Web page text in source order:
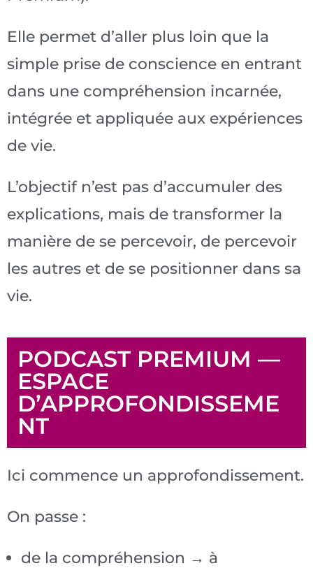
Elle permet d’aller plus loin que la
simple prise de conscience en entrant
dans une compréhension incarnée,
intégrée et appliquée aux expériences
de vie.
L’objectif n’est pas d’accumuler des
explications, mais de transformer la
manière de se percevoir, de percevoir
les autres et de se positionner dans sa
vie.
PODCAST PREMIUM —
ESPACE
D’APPROFONDISSEME
NT
Ici commence un approfondissement.
On passe :
de la compréhension → à